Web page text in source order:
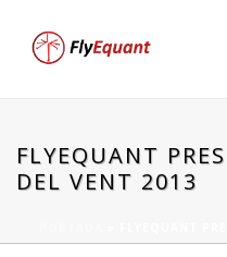
FLYEQUANT
DEL VENT 2013